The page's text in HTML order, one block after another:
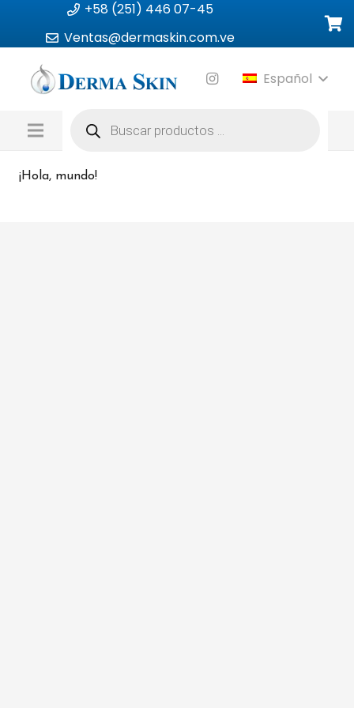
+58 (251) 446 07-45
Ventas@dermaskin.com.ve
Español
productos
¡Hola, mundo!